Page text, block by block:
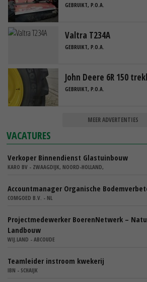
GEBRUIKT, P.O.A.
Valtra T234A
GEBRUIKT, P.O.A.
John Deere 6R 150
GEBRUIKT, P.O.A.
MEER ADVERTENTIES
VACATURES
Verkoper Binnendienst Glastuinbouw
KARO BV - ZWAAGDIJK, NOORD-HOLLAND,
Accountmanager Organische
COMGOED B.V. - NL
Projectmedewerker BoerenNetwerk –
Landbouw
WIJ.LAND - ABCOUDE
Teamleider instroom kwekerij
IBN - SCHAIJK